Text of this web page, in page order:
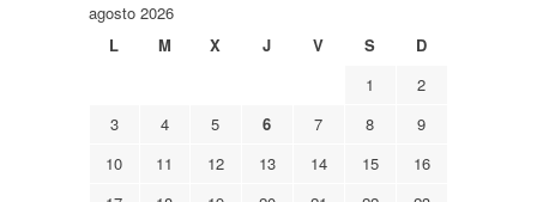
agosto 2026
L
M X J V S
D
1
2
3
4 5 6 7 8
9
10
11 12 13 14 15
16